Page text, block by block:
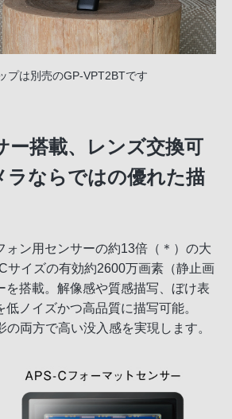
プは別売のGP-VPT2BTです
ー搭載、レンズ交換可
ラならではの優れた描
ォン用センサーの約13倍（＊）の大
サイズの有効約2600万画素（静止画
を搭載。解像感や質感描写、ぼけ表
ノイズかつ高品質に描写可能。
両方で高い没入感を実現します。